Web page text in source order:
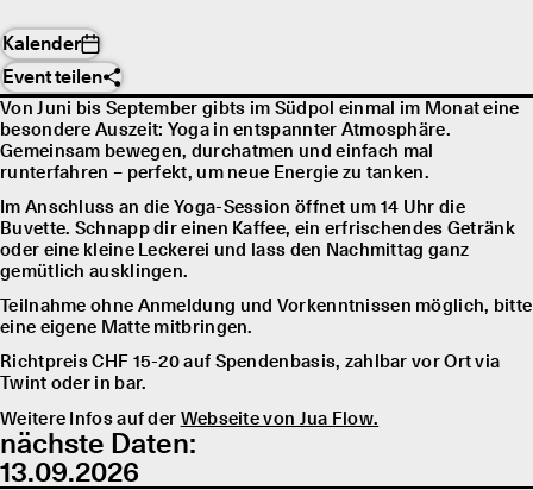
Kalender
Event teilen
Von Juni bis September gibts im Südpol einmal im Monat eine
besondere Auszeit: Yoga in entspannter Atmosphäre.
Gemeinsam bewegen, durchatmen und einfach mal
runterfahren – perfekt, um neue Energie zu tanken.
Im Anschluss an die Yoga-Session öffnet um 14 Uhr die
Buvette. Schnapp dir einen Kaffee, ein erfrischendes Getränk
oder eine kleine Leckerei und lass den Nachmittag ganz
gemütlich ausklingen.
Teilnahme ohne Anmeldung und Vorkenntnissen möglich, bitte
eine eigene Matte mitbringen.
Richtpreis CHF 15-20 auf Spendenbasis, zahlbar vor Ort via
Twint oder in bar.
Weitere Infos auf der Webseite von Jua Flow.
nächste Daten:
13.09.2026